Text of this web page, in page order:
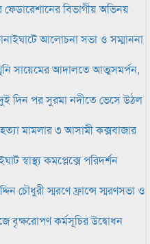
ফেডারেশানের বিভাগীয় অভিনয়
আলোচনা সভা ও সম্মাননা
সায়েমের আদালতে আত্মসমর্পন,
দিন পর সুরমা নদীতে ভেসে উঠল
হত্যা মামলার ৩ আসামী কক্সবাজার
স্বাস্থ্য কমপ্লেক্সে পরিদর্শন
চৌধুরী স্মরণে ফ্রান্সে স্মরণসভা ও
বৃক্ষরোপণ কর্মসূচির উদ্বোধন